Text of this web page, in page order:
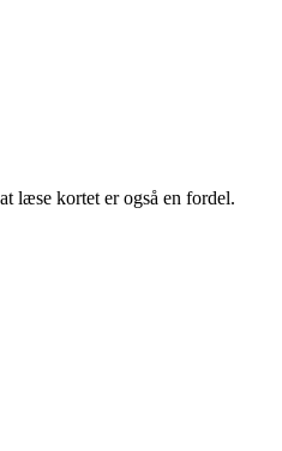
læse kortet er også en fordel.